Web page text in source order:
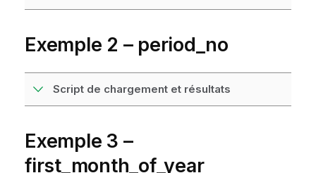
Exemple 2 – period_no
Script de chargement et résultats
Exemple 3 –
first_month_of_year